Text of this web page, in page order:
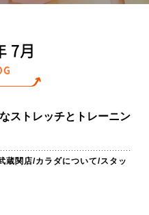
7月
ストレッチとトレーニン
蔵関店/カラダについて/スタッ